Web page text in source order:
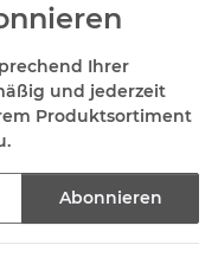
Ihrer
und jederzeit
Produktsortiment
Abonnieren